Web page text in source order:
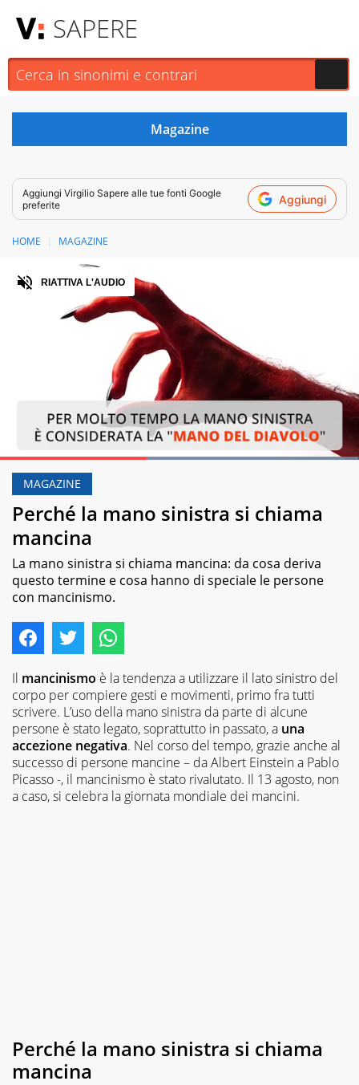
SAPERE
Aggiungi Virgilio Sapere alle tue fonti Google
preferite
Aggiungi
HOME MAGAZINE
PauseUnmute
Loaded:99.82%
Audio
RIATTIVA L'AUDIO
MAGAZINE
Perché la mano sinistra si chiama
mancina
La mano sinistra si chiama mancina: da cosa deriva
questo termine e cosa hanno di speciale le persone
con mancinismo.
Il mancinismo è la tendenza a utilizzare il lato sinistro del
corpo per compiere gesti e movimenti, primo fra tutti
scrivere. L’uso della mano sinistra da parte di alcune
persone è stato legato, soprattutto in passato, a una
accezione negativa. Nel corso del tempo, grazie anche al
successo di persone mancine – da Albert Einstein a Pablo
Picasso -, il mancinismo è stato rivalutato. Il 13 agosto, non
a caso, si celebra la giornata mondiale dei mancini.
Perché la mano sinistra si chiama
mancina